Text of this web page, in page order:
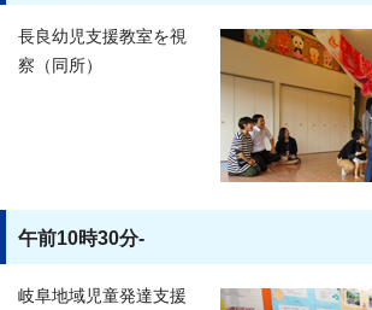
長良幼児支援教室を視
察（同所）
午前10時30分-
岐阜地域児童発達支援